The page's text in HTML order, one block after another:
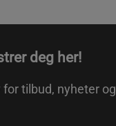
deg her!
tilbud, nyheter og